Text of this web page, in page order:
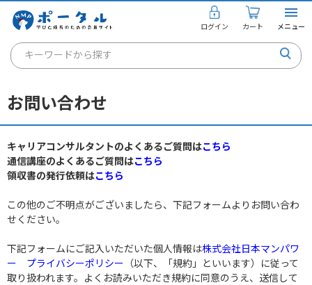
ログイン カート メニュー
キーワードから探す
通信講座
キャリアコンサルタント
講座を探す
ご利用ガイド
個人のお客様
お問い合わせ
キャリアコンサルタントのよくあるご質問はこちら
通信講座のよくあるご質問はこちら
領収書の発行依頼はこちら
この他のご不明点がございましたら、下記フォームよりお問い合わ
せください。
下記フォームにご記入いただいた個人情報は株式会社日本マンパワ
ー プライバシーポリシー （以下、「規約」といいます）に従って
取り扱われます。よくお読みいただき規約に同意のうえ、送信して